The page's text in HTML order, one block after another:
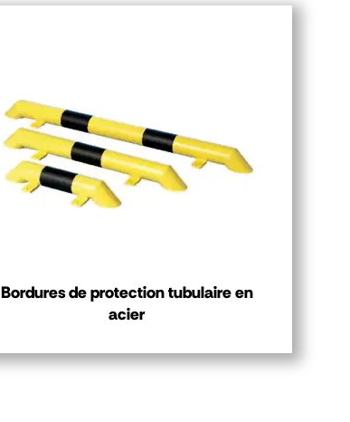
Bordures de protection tubulaire en
acier